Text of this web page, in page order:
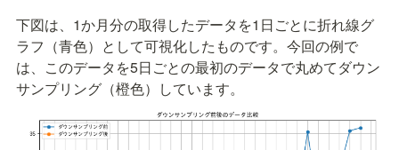
下図は、1か月分の取得したデータを1日ごとに折れ線グ
ラフ（青色）として可視化したものです。今回の例で
は、このデータを5日ごとの最初のデータで丸めてダウン
サンプリング（橙色）しています。